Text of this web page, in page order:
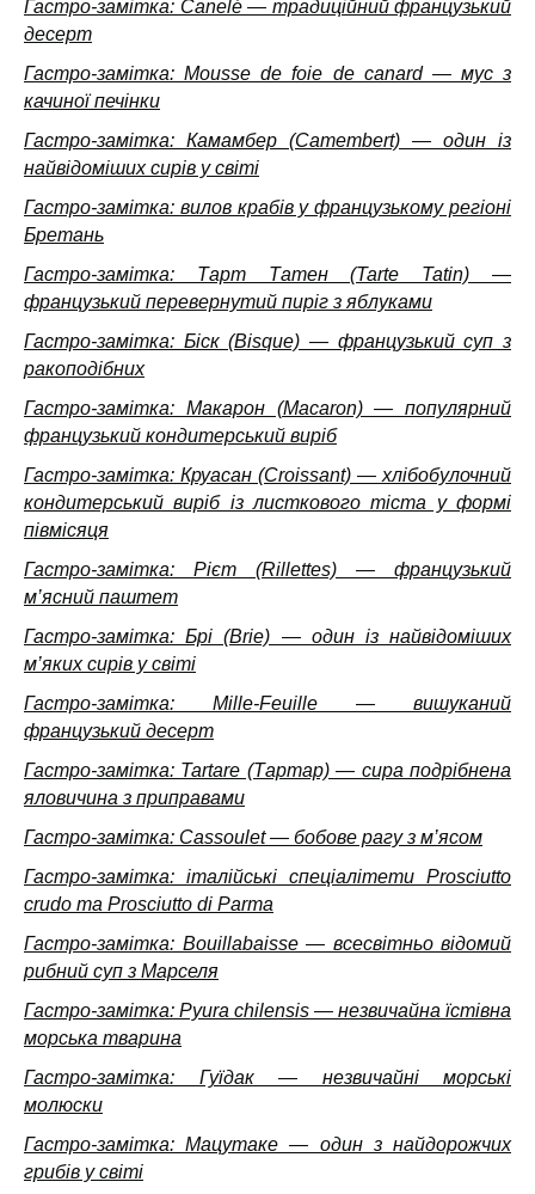
Гастро-замітка: Canelé — традиційний французький
десерт
Гастро-замітка: Mousse de foie de canard — мус з
качиної печінки
Гастро-замітка: Камамбер (Camembert) — один із
найвідоміших сирів у світі
Гастро-замітка: вилов крабів у французькому регіоні
Бретань
Гастро-замітка: Тарт Татен (Tarte Tatin) —
французький перевернутий пиріг з яблуками
Гастро-замітка: Біск (Bisque) — французький суп з
ракоподібних
Гастро-замітка: Макарон (Macaron) — популярний
французький кондитерський виріб
Гастро-замітка: Круасан (Croissant) — хлібобулочний
кондитерський виріб із листкового тіста у формі
півмісяця
Гастро-замітка: Рієт (Rillettes) — французький
м’ясний паштет
Гастро-замітка: Брі (Brie) — один із найвідоміших
м’яких сирів у світі
Гастро-замітка: Mille-Feuille — вишуканий
французький десерт
Гастро-замітка: Tartare (Тартар) — сира подрібнена
яловичина з приправами
Гастро-замітка: Cassoulet — бобове рагу з м’ясом
Гастро-замітка: італійські спеціалітети Prosciutto
crudo та Prosciutto di Parma
Гастро-замітка: Bouillabaisse — всесвітньо відомий
рибний суп з Марселя
Гастро-замітка: Pyura chilensis — незвичайна їстівна
морська тварина
Гастро-замітка: Гуїдак — незвичайні морські
молюски
Гастро-замітка: Мацутаке — один з найдорожчих
грибів у світі